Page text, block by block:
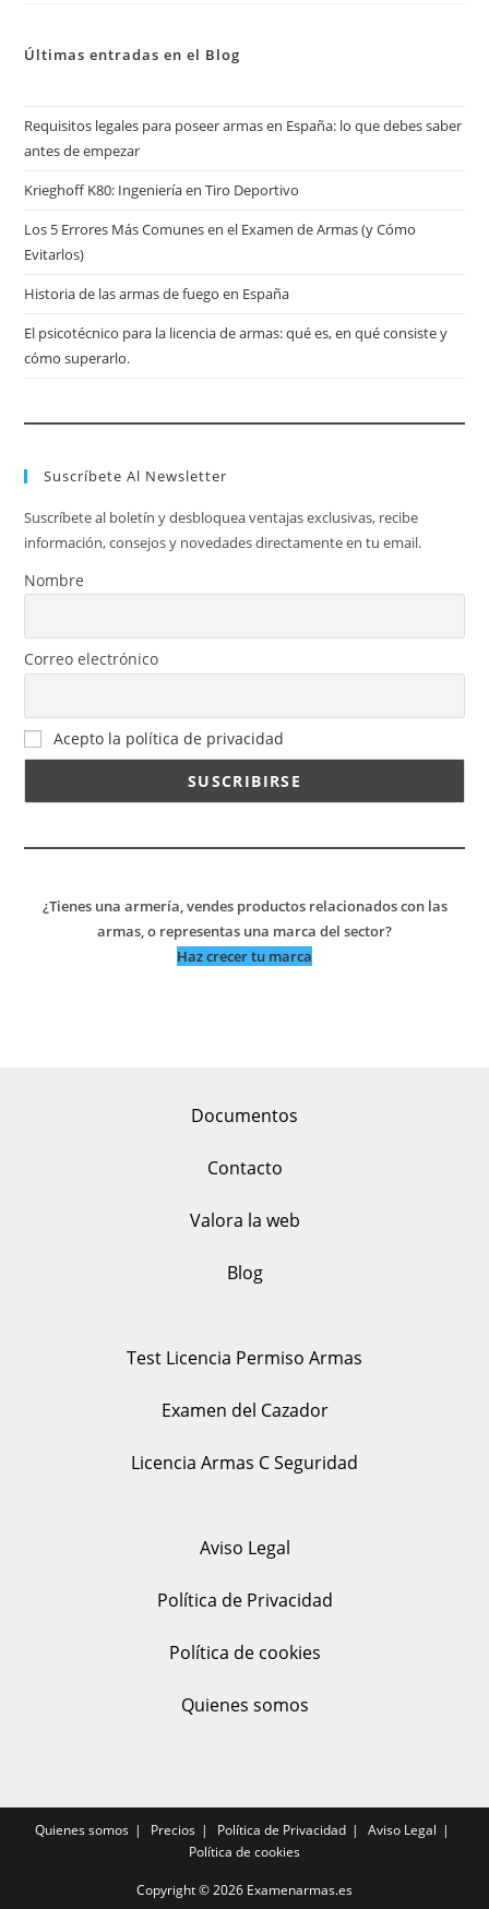
Últimas entradas en el Blog
Requisitos legales para poseer armas en España: lo que debes saber
antes de empezar
Krieghoff K80: Ingeniería en Tiro Deportivo
Los 5 Errores Más Comunes en el Examen de Armas (y Cómo
Evitarlos)
Historia de las armas de fuego en España
El psicotécnico para la licencia de armas: qué es, en qué consiste y
cómo superarlo.
Suscríbete Al Newsletter
Suscríbete al boletín y desbloquea ventajas exclusivas, recibe
información, consejos y novedades directamente en tu email.
Nombre
Correo electrónico
Acepto la política de privacidad
¿Tienes una armería, vendes productos relacionados con las
armas, o representas una marca del sector?
Haz crecer tu marca
Documentos
Contacto
Valora la web
Blog
Test Licencia Permiso Armas
Examen del Cazador
Licencia Armas C Seguridad
Aviso Legal
Política de Privacidad
Política de cookies
Quienes somos
Quienes somos Precios Política de Privacidad
Aviso Legal
Política de cookies
Copyright © 2026 Examenarmas.es